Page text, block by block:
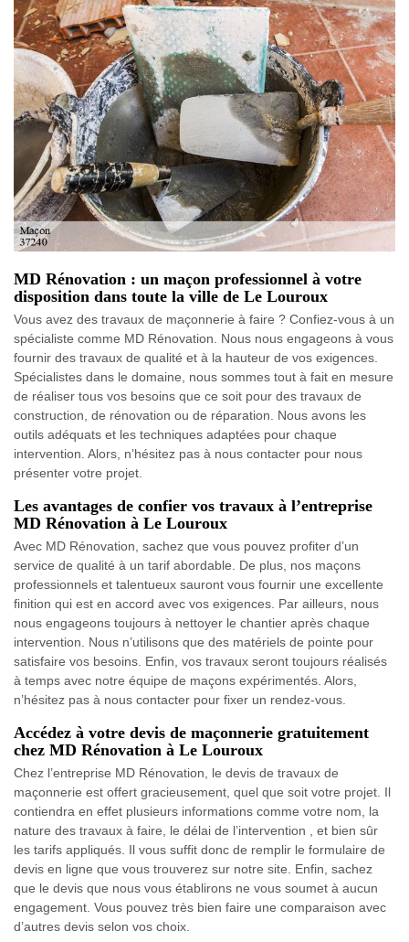
MD Rénovation : un maçon professionnel à votre
disposition dans toute la ville de Le Louroux
Vous avez des travaux de maçonnerie à faire ? Confiez-vous à un
spécialiste comme MD Rénovation. Nous nous engageons à vous
fournir des travaux de qualité et à la hauteur de vos exigences.
Spécialistes dans le domaine, nous sommes tout à fait en mesure
de réaliser tous vos besoins que ce soit pour des travaux de
construction, de rénovation ou de réparation. Nous avons les
outils adéquats et les techniques adaptées pour chaque
intervention. Alors, n’hésitez pas à nous contacter pour nous
présenter votre projet.
Les avantages de confier vos travaux à l’entreprise
MD Rénovation à Le Louroux
Avec MD Rénovation, sachez que vous pouvez profiter d’un
service de qualité à un tarif abordable. De plus, nos maçons
professionnels et talentueux sauront vous fournir une excellente
finition qui est en accord avec vos exigences. Par ailleurs, nous
nous engageons toujours à nettoyer le chantier après chaque
intervention. Nous n’utilisons que des matériels de pointe pour
satisfaire vos besoins. Enfin, vos travaux seront toujours réalisés
à temps avec notre équipe de maçons expérimentés. Alors,
n’hésitez pas à nous contacter pour fixer un rendez-vous.
Accédez à votre devis de maçonnerie gratuitement
chez MD Rénovation à Le Louroux
Chez l’entreprise MD Rénovation, le devis de travaux de
maçonnerie est offert gracieusement, quel que soit votre projet. Il
contiendra en effet plusieurs informations comme votre nom, la
nature des travaux à faire, le délai de l’intervention , et bien sûr
les tarifs appliqués. Il vous suffit donc de remplir le formulaire de
devis en ligne que vous trouverez sur notre site. Enfin, sachez
que le devis que nous vous établirons ne vous soumet à aucun
engagement. Vous pouvez très bien faire une comparaison avec
d’autres devis selon vos choix.